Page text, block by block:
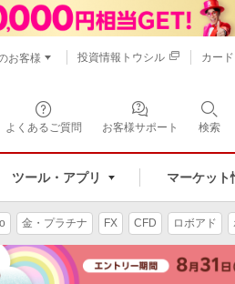
よくあるご質問 お客様サポート 検索
ツール・アプリ マーケット
お客様 投資情報トウシル カード
金・プラチナ FX CFD ロボアド